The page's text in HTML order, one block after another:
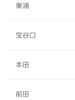
東浦
宝谷口
本田
前田